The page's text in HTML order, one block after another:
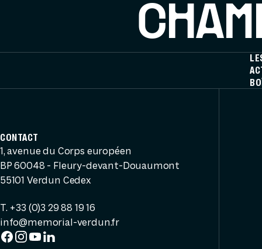
CONTACT
1, avenue du Corps européen
BP 60048 - Fleury-devant-Douaumont
55101 Verdun Cedex
T. +33 (0)3 29 88 19 16
info@memorial-verdun.fr